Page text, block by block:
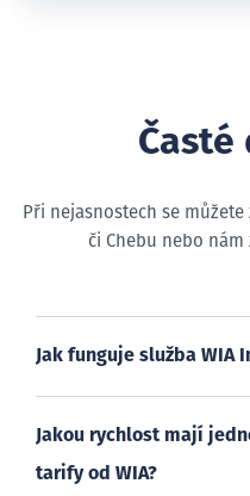
Časté
Při nejasnostech se
či Chebu nebo nám
Jak funguje služba WIA
Jakou rychlost mají
tarify od WIA?